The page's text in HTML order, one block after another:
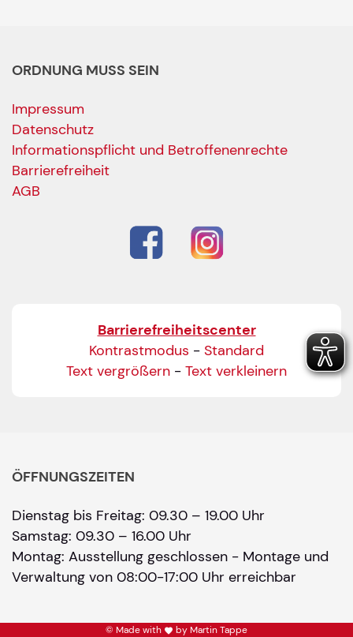
ORDNUNG MUSS SEIN
Impressum
Datenschutz
Informationspflicht und Betroffenenrechte
Barrierefreiheit
AGB
Barrierefreiheitscenter
Kontrastmodus - Standard
Text vergrößern - Text verkleinern
ÖFFNUNGSZEITEN
Dienstag bis Freitag: 09.30 – 19.00 Uhr
Samstag: 09.30 – 16.00 Uhr
Montag: Ausstellung geschlossen - Montage und
Verwaltung von 08:00-17:00 Uhr erreichbar
© Made with by Martin Tappe